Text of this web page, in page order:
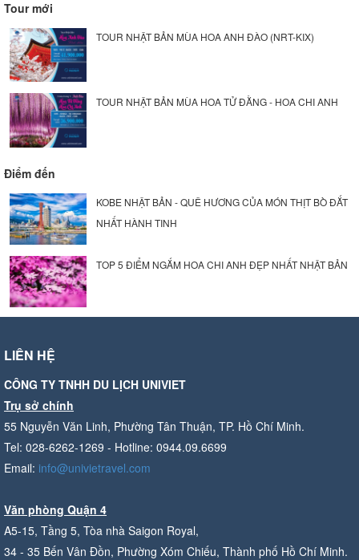
Tour mới
TOUR NHẬT BẢN MÙA HOA ANH ĐÀO (NRT-KIX)
TOUR NHẬT BẢN MÙA HOA TỬ ĐẰNG - HOA CHI ANH
Điểm đến
KOBE NHẬT BẢN - QUÊ HƯƠNG CỦA MÓN THỊT BÒ ĐẮT
NHẤT HÀNH TINH
TOP 5 ĐIỂM NGẮM HOA CHI ANH ĐẸP NHẤT NHẬT BẢN
LIÊN HỆ
CÔNG TY TNHH DU LỊCH UNIVIET
Trụ sở chính
55 Nguyễn Văn Linh, Phường Tân Thuận, TP. Hồ Chí Minh.
Tel: 028-6262-1269 - Hotline: 0944.09.6699
Email: info@univietravel.com
Văn phòng Quận 4
A5-15, Tầng 5, Tòa nhà Saigon Royal,
34 - 35 Bến Vân Đồn, Phường Xóm Chiếu, Thành phố Hồ Chí Minh.